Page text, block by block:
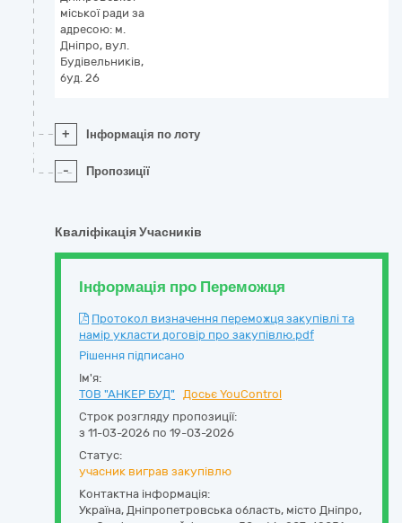
міської ради за
адресою: м.
Дніпро, вул.
Будівельників,
буд. 26
+ Інформація по лоту
- Пропозиції
Кваліфікація Учасників
Інформація про Переможця
Протокол визначення переможця закупівлі та
намір укласти договір про закупівлю.pdf
Рішення підписано
Ім'я:
ТОВ "АНКЕР БУД"
Досьє YouControl
Строк розгляду пропозиції:
з 11-03-2026 по 19-03-2026
Статус:
учасник виграв закупівлю
Контактна інформація:
Україна, Дніпропетровська область, місто Дніпро,